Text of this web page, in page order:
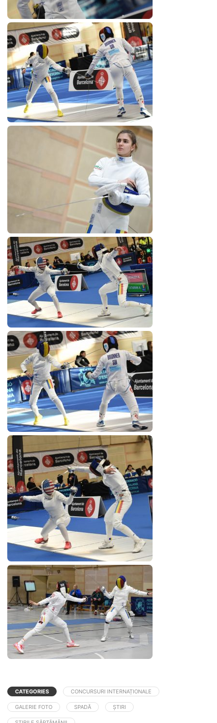
CATEGORIES CONCURSURI INTERNAȚIONALE
GALERIE FOTO SPADĂ ȘTIRI